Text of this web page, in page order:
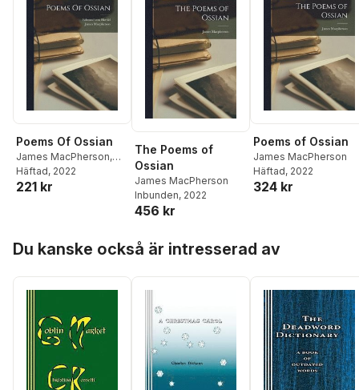
Poems Of Ossian
James MacPherson,
Edmund Von Harold
Häftad, 2022
221 kr
The Poems of
Ossian
James MacPherson
Inbunden, 2022
456 kr
Poems of Ossian
James MacPherson
Häftad, 2022
324 kr
Du kanske också är intresserad av